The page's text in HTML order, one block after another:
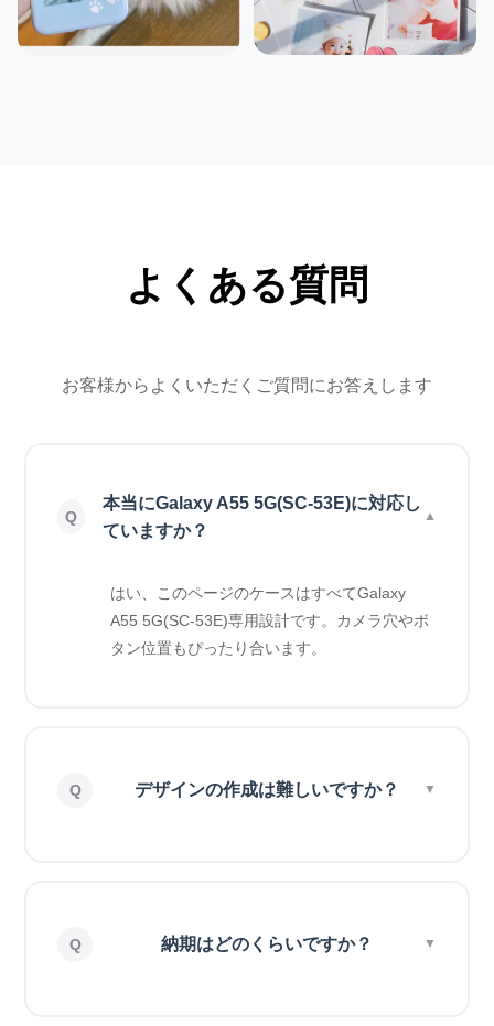
よくある質問
お客様からよくいただくご質問にお答えします
本当にGalaxy A55 5G(SC-53E)に対応し
ていますか？
はい、このページのケースはすべてGalaxy
A55 5G(SC-53E)専用設計です。カメラ穴やボ
タン位置もぴったり合います。
デザインの作成は難しいですか？
納期はどのくらいですか？